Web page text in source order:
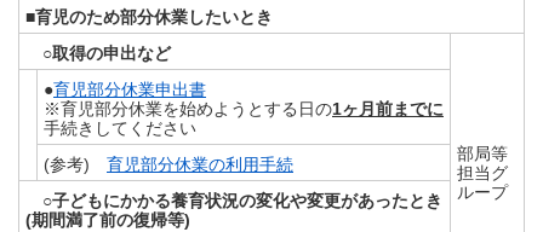
■育児のため部分休業したいとき
○取得の申出など
部局等
担当グ
ループ
●育児部分休業申出書
※育児部分休業を始めようとする日の1ヶ月前までに
手続きしてください
(参考) 育児部分休業の利用手続
○子どもにかかる養育状況の変化や変更があったとき
(期間満了前の復帰等)